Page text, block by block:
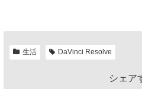
生活 DaVinci Resolve
シェア